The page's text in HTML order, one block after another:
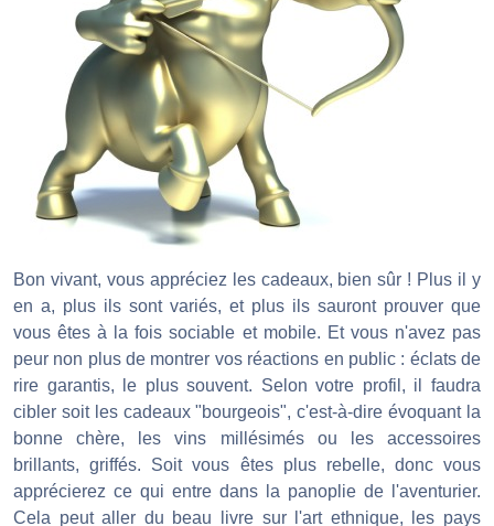
Bon vivant, vous appréciez les cadeaux, bien sûr ! Plus il y
en a, plus ils sont variés, et plus ils sauront prouver que
vous êtes à la fois sociable et mobile. Et vous n'avez pas
peur non plus de montrer vos réactions en public : éclats de
rire garantis, le plus souvent. Selon votre profil, il faudra
cibler soit les cadeaux "bourgeois", c'est-à-dire évoquant la
bonne chère, les vins millésimés ou les accessoires
brillants, griffés. Soit vous êtes plus rebelle, donc vous
apprécierez ce qui entre dans la panoplie de l'aventurier.
Cela peut aller du beau livre sur l'art ethnique, les pays